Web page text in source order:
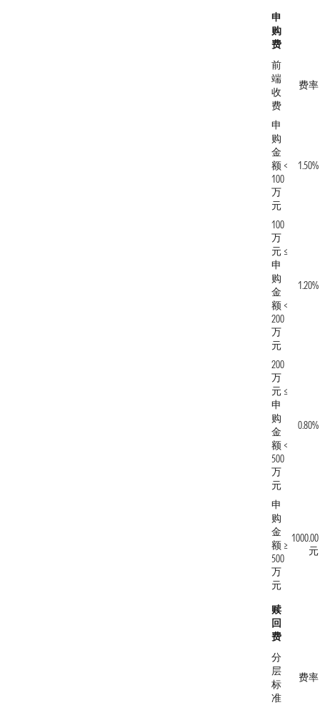
申
购
费
前
端
收
费
费率
申
购
金
额 <
100
万
元
1.50%
100
万
元 ≤
申
购
金
额 <
200
万
元
1.20%
200
万
元 ≤
申
购
金
额 <
500
万
元
0.80%
申
购
金
额 ≥
500
万
元
1000.00
元
赎
回
费
分
层
标
准
费率